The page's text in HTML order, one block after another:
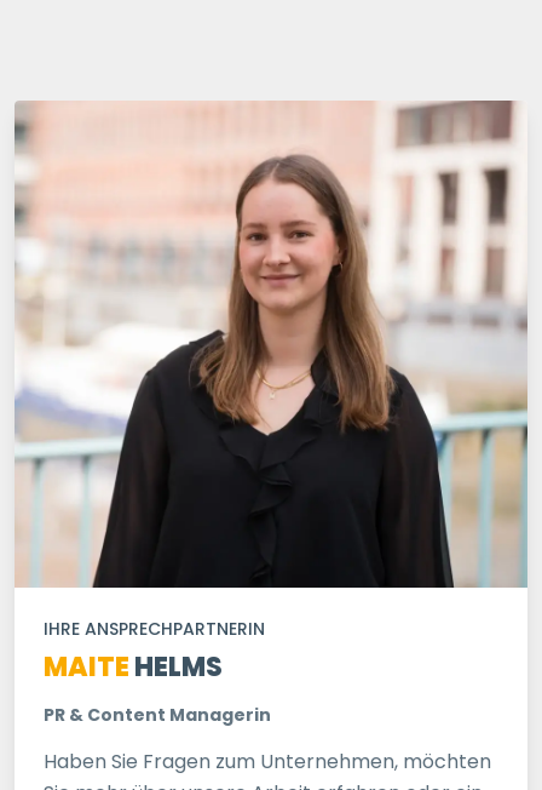
IHRE ANSPRECHPARTNERIN
MAITEHELMS
PR & Content Managerin
Haben Sie Fragen zum Unternehmen, möchten